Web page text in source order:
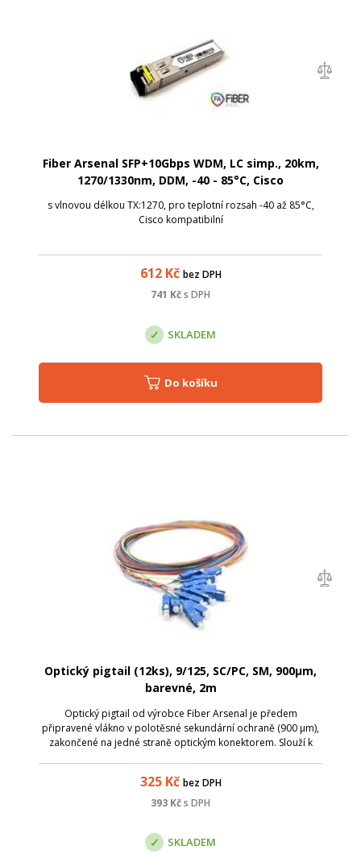
Fiber Arsenal SFP+10Gbps WDM, LC simp., 20km,
1270/1330nm, DDM, -40 - 85°C, Cisco
s vlnovou délkou TX:1270, pro teplotní rozsah -40 až 85°C,
Cisco kompatibilní
612Kč bez DPH
741 Kčs DPH
SKLADEM
Do košíku
Optický pigtail (12ks), 9/125, SC/PC, SM, 900µm,
barevné, 2m
Optický pigtail od výrobce Fiber Arsenal je předem
připravené vlákno v polotěsné sekundární ochraně (900 µm),
zakončené na jedné straně optickým konektorem. Slouží k
325Kč bez DPH
393 Kčs DPH
SKLADEM